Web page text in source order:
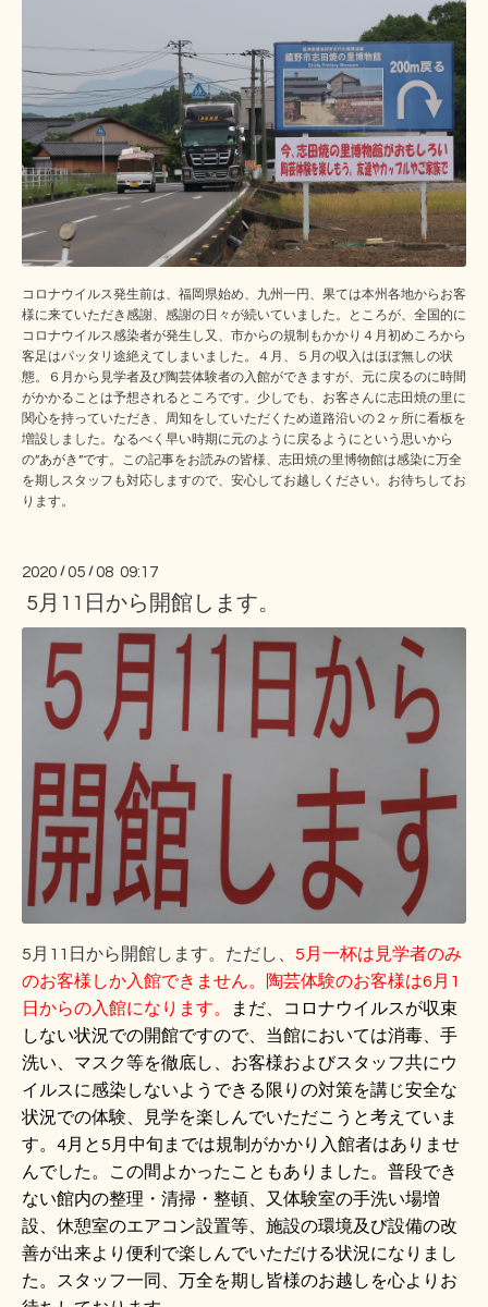
コロナウイルス発生前は、福岡県始め、九州一円、果ては本州各地からお客
様に来ていただき感謝、感謝の日々が続いていました。ところが、全国的に
コロナウイルス感染者が発生し又、市からの規制もかかり４月初めころから
客足はパッタリ途絶えてしまいました。４月、５月の収入はほぼ無しの状
態。６月から見学者及び陶芸体験者の入館ができますが、元に戻るのに時間
がかかることは予想されるところです。少しでも、お客さんに志田焼の里に
関心を持っていただき、周知をしていただくため道路沿いの２ヶ所に看板を
増設しました。なるべく早い時期に元のように戻るようにという思いから
の”あがき”です。この記事をお読みの皆様、志田焼の里博物館は感染に万全
を期しスタッフも対応しますので、安心してお越しください。お待ちしてお
ります。
2020 /05 /08 09:17
5月11日から開館します。
5月11日から開館します。ただし、 5月一杯は見学者のみ
のお客様しか入館できません。陶芸体験のお客様は6月1
日からの入館になります。
まだ、コロナウイルスが収束
しない状況での開館ですので、当館においては消毒、手
洗い、マスク等を徹底し、お客様およびスタッフ共にウ
イルスに感染しないようできる限りの対策を講じ安全な
状況での体験、見学を楽しんでいただこうと考えていま
す。4月と5月中旬までは規制がかかり入館者はありませ
んでした。この間よかったこともありました。普段でき
ない館内の整理・清掃・整頓、又体験室の手洗い場増
設、休憩室のエアコン設置等、施設の環境及び設備の改
善が出来より便利で楽しんでいただける状況になりまし
た。スタッフ一同、万全を期し皆様のお越しを心よりお